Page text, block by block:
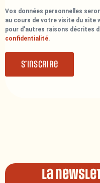
Vos données personnelles
au cours de votre visite du site
pour d’autres raisons décrites
confidentialité.
S’inscrire
La